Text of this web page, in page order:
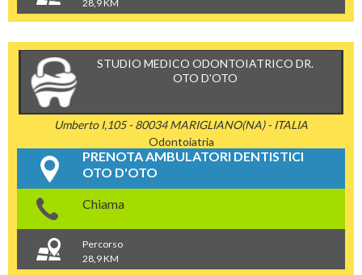
28,9 KM
STUDIO MEDICO ODONTOIATRICO DR.
OTO D'OTO
Umberto I,105 - 80034 MARIGLIANO(NA) - ITALIA
Odontoiatria
PRENOTA AMBULATORI DENTISTICI
OTO D'OTO
Chiama
Percorso
28,9 KM